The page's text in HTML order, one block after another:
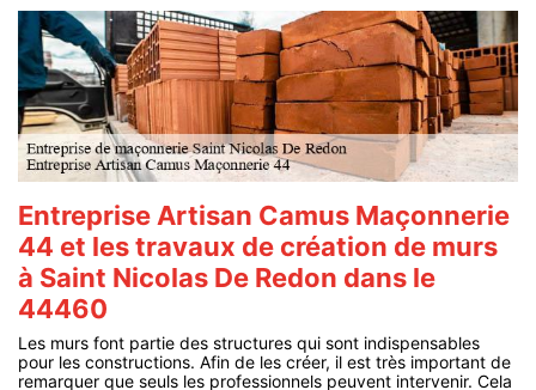
Entreprise Artisan Camus Maçonnerie
44 et les travaux de création de murs
à Saint Nicolas De Redon dans le
44460
Les murs font partie des structures qui sont indispensables
pour les constructions. Afin de les créer, il est très important de
remarquer que seuls les professionnels peuvent intervenir. Cela